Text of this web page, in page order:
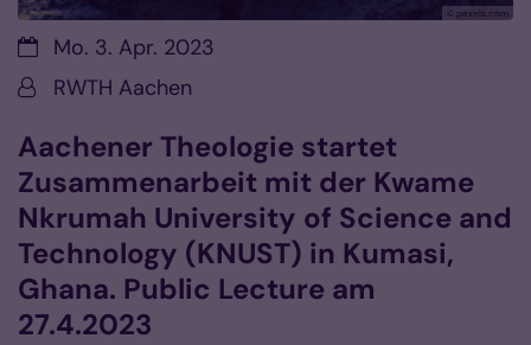
© pexels.com
Datum:Mo. 3. Apr. 2023
Von:RWTH Aachen
Aachener Theologie startet
Zusammenarbeit mit der Kwame
Nkrumah University of Science and
Technology (KNUST) in Kumasi,
Ghana. Public Lecture am
27.4.2023